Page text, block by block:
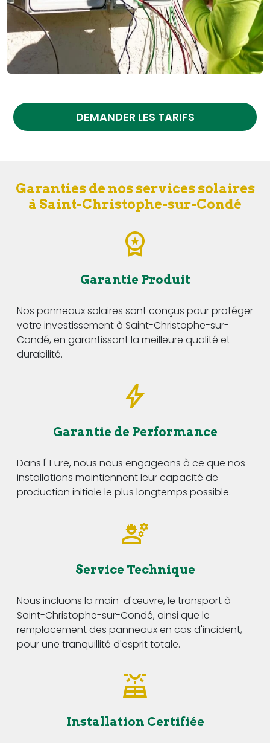
DEMANDER LES TARIFS
Garanties de nos services solaires
à Saint-Christophe-sur-Condé
Garantie Produit
Nos panneaux solaires sont conçus pour protéger
votre investissement à Saint-Christophe-sur-
Condé, en garantissant la meilleure qualité et
durabilité.
Garantie de Performance
Dans l' Eure, nous nous engageons à ce que nos
installations maintiennent leur capacité de
production initiale le plus longtemps possible.
Service Technique
Nous incluons la main-d'œuvre, le transport à
Saint-Christophe-sur-Condé, ainsi que le
remplacement des panneaux en cas d'incident,
pour une tranquillité d'esprit totale.
Installation Certifiée